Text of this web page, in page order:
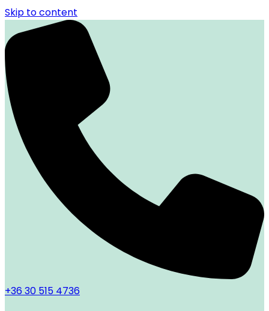
Skip to content
+36 30 515 4736